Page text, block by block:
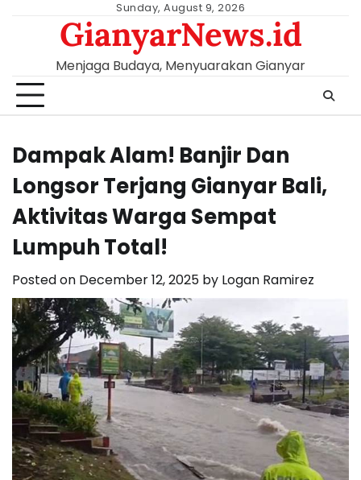
Sunday, August 9, 2026
GianyarNews.id
Menjaga Budaya, Menyuarakan Gianyar
Dampak Alam! Banjir Dan
Longsor Terjang Gianyar Bali,
Aktivitas Warga Sempat
Lumpuh Total!
Posted on December 12, 2025 by Logan Ramirez